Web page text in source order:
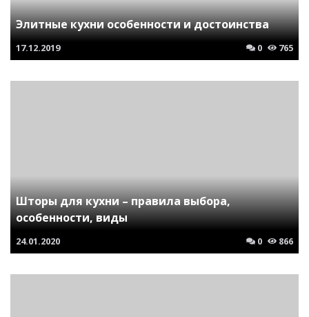
Элитные кухни особенности и достоинства
17.12.2019 0 765
Шторы для кухни – правила выбора,
особенности, виды
24.01.2020 0 866